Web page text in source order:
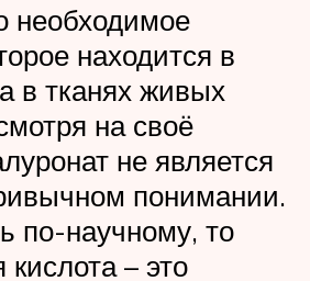
необходимое
находится в
в тканях живых
на своё
не является
понимании.
по-научному, то
кислота – это